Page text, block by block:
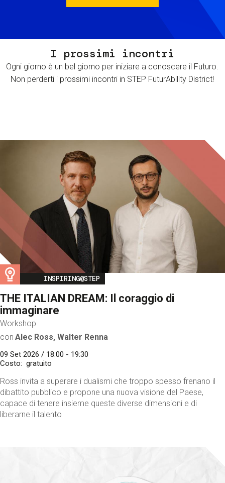
I prossimi incontri
Ogni giorno è un bel giorno per iniziare a conoscere il Futuro.
Non perderti i prossimi incontri in STEP FuturAbility District!
Image
INSPIRING@STEP
THE ITALIAN DREAM: Il coraggio di
immaginare
Workshop
con Alec Ross, Walter Renna
09 Set 2026 / 18:00 - 19:30
Costo
gratuito
Ross invita a superare i dualismi che troppo spesso frenano il
dibattito pubblico e propone una nuova visione del Paese,
capace di tenere insieme queste diverse dimensioni e di
liberarne il talento